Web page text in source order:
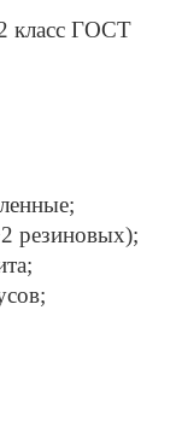
класс ГОСТ
резиновых);